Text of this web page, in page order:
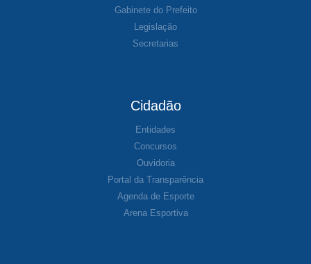
Gabinete do Prefeito
Legislação
Secretarias
Cidadão
Entidades
Concursos
Ouvidoria
Portal da Transparência
Agenda de Esporte
Arena Esportiva